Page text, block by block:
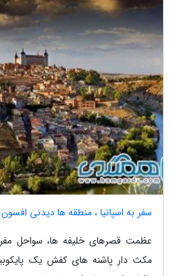
سفر به اسپانیا ، منطقه ها دیدنی افسون
عظمت قصرهای خلیفه ها، سواحل مفرح
مکث دار پاشنه های کفش یک